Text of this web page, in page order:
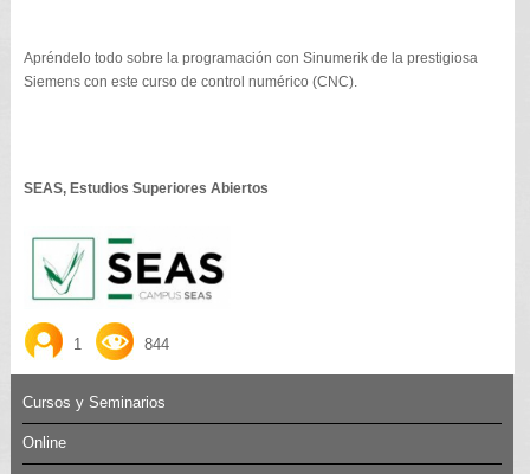
Apréndelo todo sobre la programación con Sinumerik de la prestigiosa
Siemens con este curso de control numérico (CNC).
SEAS, Estudios Superiores Abiertos
1 844
Cursos y Seminarios
Online